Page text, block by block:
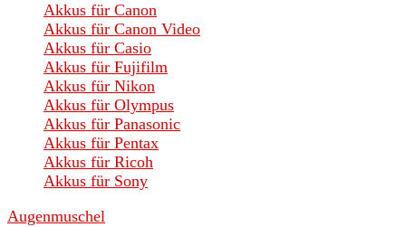
Akkus für Canon
Akkus für Canon Video
Akkus für Casio
Akkus für Fujifilm
Akkus für Nikon
Akkus für Olympus
Akkus für Panasonic
Akkus für Pentax
Akkus für Ricoh
Akkus für Sony
Augenmuschel